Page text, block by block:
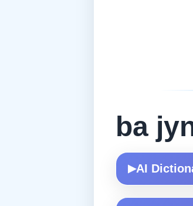
ba
▶AI